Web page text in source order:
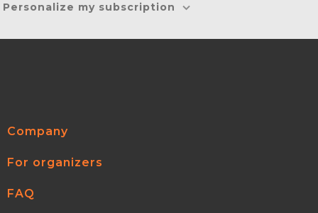
Personalize my subscription
Company
For organizers
FAQ